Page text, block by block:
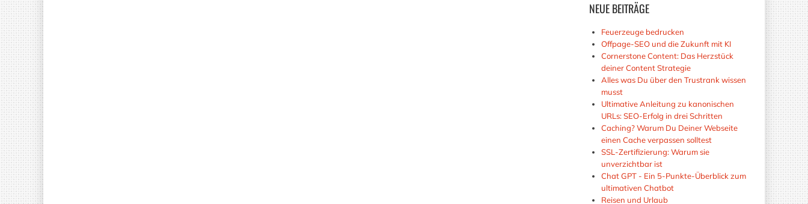
NEUEBEITRÄGE
Feuerzeuge bedrucken
Offpage-SEO und die Zukunft mit KI
Cornerstone Content: Das Herzstück
deiner Content Strategie
Alles was Du über den Trustrank wissen
musst
Ultimative Anleitung zu kanonischen
URLs: SEO-Erfolg in drei Schritten
Caching? Warum Du Deiner Webseite
einen Cache verpassen solltest
SSL-Zertifizierung: Warum sie
unverzichtbar ist
Chat GPT - Ein 5-Punkte-Überblick zum
ultimativen Chatbot
Reisen und Urlaub